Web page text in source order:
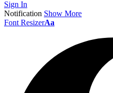
Sign In
Notification Show More
Font ResizerAa